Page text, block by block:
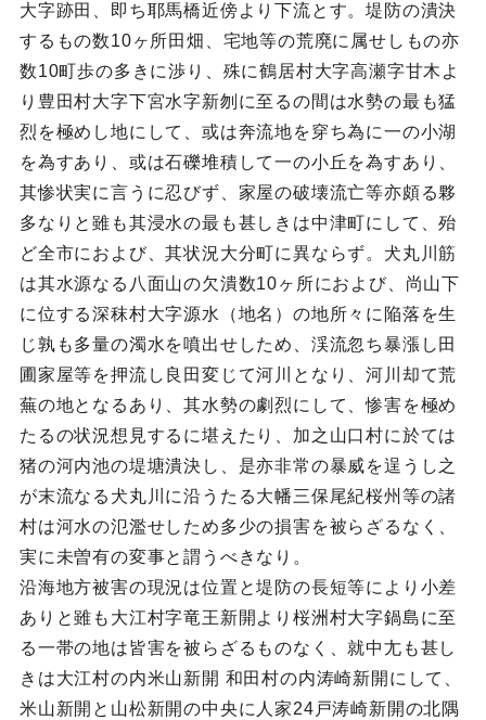
大字跡田、即ち耶馬橋近傍より下流とす。堤防の潰決
するもの数10ヶ所田畑、宅地等の荒廃に属せしもの亦
数10町歩の多きに渉り、殊に鶴居村大字高瀬字甘木よ
り豊田村大字下宮水字新刎に至るの間は水勢の最も猛
烈を極めし地にして、或は奔流地を穿ち為に一の小湖
を為すあり、或は石礫堆積して一の小丘を為すあり、
其惨状実に言うに忍びず、家屋の破壊流亡等亦頗る夥
多なりと雖も其浸水の最も甚しきは中津町にして、殆
ど全市におよび、其状況大分町に異ならず。犬丸川筋
は其水源なる八面山の欠潰数10ヶ所におよび、尚山下
に位する深秣村大字源水（地名）の地所々に陥落を生
じ孰も多量の濁水を噴出せしため、渓流忽ち暴漲し田
圃家屋等を押流し良田変じて河川となり、河川却て荒
蕪の地となるあり、其水勢の劇烈にして、惨害を極め
たるの状況想見するに堪えたり、加之山口村に於ては
猪の河内池の堤塘潰決し、是亦非常の暴威を逞うし之
が末流なる犬丸川に沿うたる大幡三保尾紀桜州等の諸
村は河水の氾濫せしため多少の損害を被らざるなく、
実に未曽有の変事と謂うべきなり。
沿海地方被害の現況は位置と堤防の長短等により小差
ありと雖も大江村字竜王新開より桜洲村大字鍋島に至
る一帯の地は皆害を被らざるものなく、就中尢も甚し
きは大江村の内米山新開 和田村の内涛崎新開にして、
米山新開と山松新開の中央に人家24戸涛崎新開の北隅